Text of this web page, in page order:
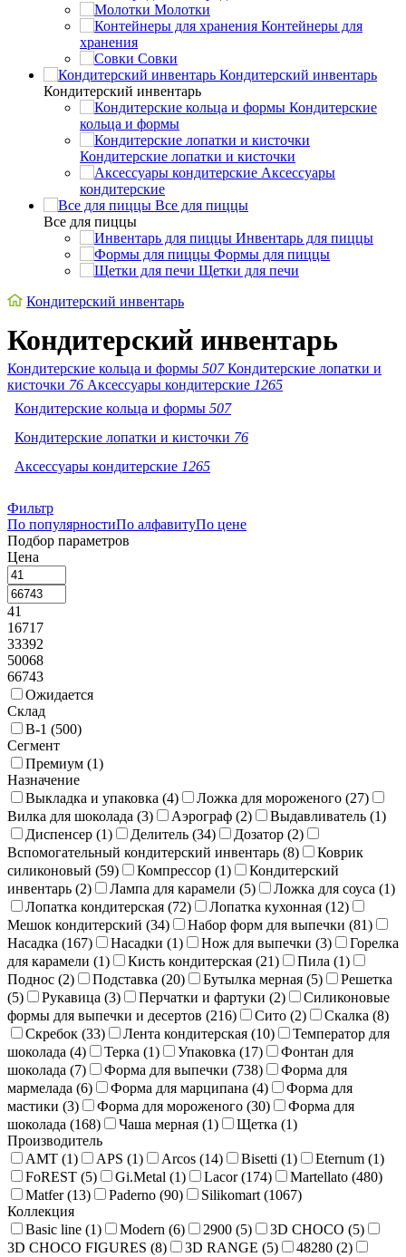
Молотки
Контейнеры для
хранения
Совки
Кондитерский инвентарь
Кондитерский инвентарь
Кондитерские
кольца и формы
Кондитерские лопатки и кисточки
Аксессуары
кондитерские
Все для пиццы
Все для пиццы
Инвентарь для пиццы
Формы для пиццы
Щетки для печи
Кондитерский инвентарь
Кондитерский инвентарь
Кондитерские кольца и формы 507 Кондитерские лопатки и
кисточки 76 Аксессуары кондитерские 1265
Кондитерские кольца и формы 507
Кондитерские лопатки и кисточки 76
Аксессуары кондитерские 1265
Фильтр
По популярностиПо алфавитуПо цене
Подбор параметров
Цена
41
16717
33392
50068
66743
Ожидается
Склад
В-1 (500)
Сегмент
Премиум (1)
Назначение
Выкладка и упаковка (4) Ложка для мороженого (27)
Вилка для шоколада (3) Аэрограф (2) Выдавливатель (1)
Диспенсер (1) Делитель (34) Дозатор (2)
Вспомогательный кондитерский инвентарь (8)
Коврик
силиконовый (59) Компрессор (1)
Кондитерский
инвентарь (2) Лампа для карамели (5) Ложка для соуса (1)
Лопатка кондитерская (72) Лопатка кухонная (12)
Мешок кондитерский (34) Набор форм для выпечки (81)
Насадка (167) Насадки (1) Нож для выпечки (3)
Горелка
для карамели (1) Кисть кондитерская (21) Пила (1)
Поднос (2) Подставка (20) Бутылка мерная (5)
Решетка
(5) Рукавица (3) Перчатки и фартуки (2)
Силиконовые
формы для выпечки и десертов (216) Сито (2) Скалка (8)
Скребок (33) Лента кондитерская (10)
Температор для
шоколада (4) Терка (1) Упаковка (17)
Фонтан для
шоколада (7) Форма для выпечки (738)
Форма для
мармелада (6) Форма для марципана (4)
Форма для
мастики (3) Форма для мороженого (30)
Форма для
шоколада (168) Чаша мерная (1) Щетка (1)
Производитель
AMT (1) APS (1) Arcos (14) Bisetti (1) Eternum (1)
FoREST (5) Gi.Metal (1) Lacor (174) Martellato (480)
Matfer (13) Paderno (90) Silikomart (1067)
Коллекция
Basic line (1) Modern (6) 2900 (5) 3D CHOCO (5)
3D CHOCO FIGURES (8) 3D RANGE (5) 48280 (2)